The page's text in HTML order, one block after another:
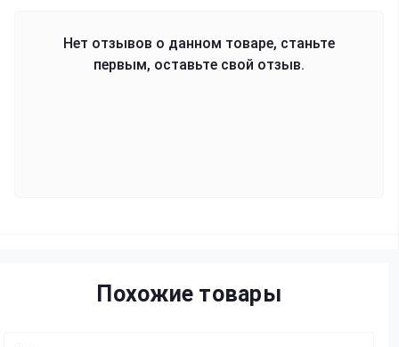
Нет отзывов о данном товаре, станьте
первым, оставьте свой отзыв.
Похожие товары